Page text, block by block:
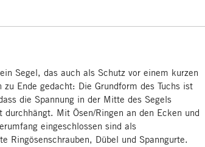
Segel, das auch als Schutz vor einem kurzen
Ende gedacht: Die Grundform des Tuchs ist
die Spannung in der Mitte des Segels
Mit Ösen/Ringen an den Ecken und
eingeschlossen sind als
Ringösenschrauben, Dübel und Spanngurte.